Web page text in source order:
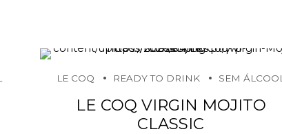
LE COQ READY TO DRINK SEM ÁLCOOL
LE COQ VIRGIN MOJITO
CLASSIC